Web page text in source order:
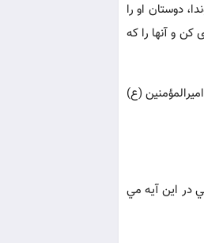
دوستان او را
و آنها را که
(ع)
در اين آيه مي